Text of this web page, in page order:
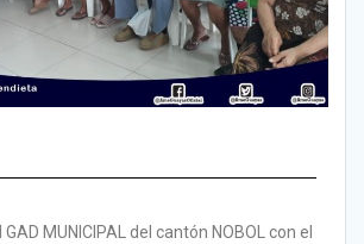
GAD MUNICIPAL del cantón NOBOL con el